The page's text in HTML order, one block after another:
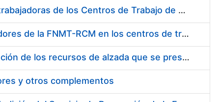
Suministro de Protectores Auditivos a medida para las personas trabajadoras de los Centros de Trabajo de Madrid y Burgos
Suministro de gafas graduadas antiproyecciones para los trabajadores de la FNMT-RCM en los centros de trabajo de Madrid y Burgos
Servicios de una empresa externa para el asesoramiento y resolución de los recursos de alzada que se presentan relacionados con procesos de selección para la FNMT-RCM
y otros complementos